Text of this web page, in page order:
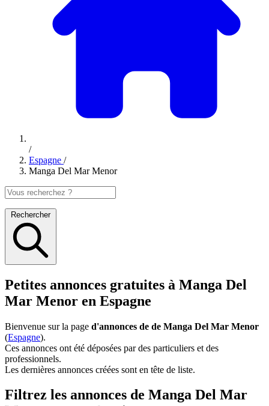
/
Espagne /
Manga Del Mar Menor
Rechercher
Petites annonces gratuites à Manga Del
Mar Menor en Espagne
Bienvenue sur la page d'annonces de de Manga Del Mar Menor
(Espagne).
Ces annonces ont été déposées par des particuliers et des
professionnels.
Les dernières annonces créées sont en tête de liste.
Filtrez les annonces de Manga Del Mar